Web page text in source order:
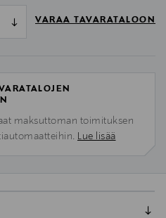
VARAA TAVARATALOON
maksuttoman toimituksen
Lue lisää